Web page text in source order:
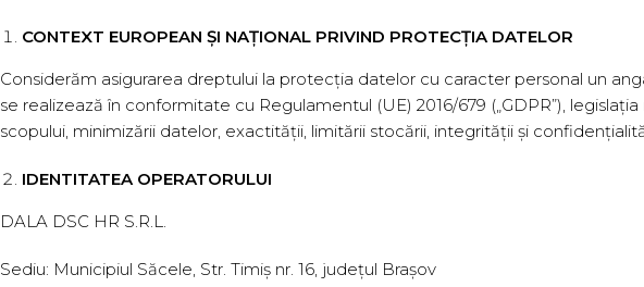
CONTEXT EUROPEAN ȘI NAȚIONAL PRIVIND PROTECȚIA DATELOR
Considerăm asigurarea dreptului la protecția datelor cu caracter personal un
se realizează în conformitate cu Regulamentul (UE) 2016/679 („GDPR”),
scopului, minimizării datelor, exactității, limitării stocării, integrității și
IDENTITATEA OPERATORULUI
DALA DSC HR S.R.L.
Sediu: Municipiul Săcele, Str. Timiș nr. 16, județul Brașov